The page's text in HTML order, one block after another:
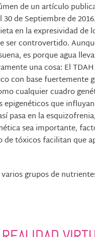
de un artículo
de Septiembre de
en la expresividad de
ser controvertido.
es porque agua
una cosa: El
con base fuertemente
cualquier cuadro
epigenéticos que
pasa en la
sea importante,
de tóxicos facilitan que
grupos de